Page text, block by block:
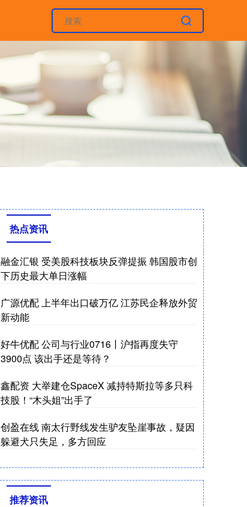
热点资讯
融金汇银 受美股科技板块反弹提振 韩国股市创
下历史最大单日涨幅
广源优配 上半年出口破万亿 江苏民企释放外贸
新动能
好牛优配 公司与行业0716丨沪指再度失守
3900点 该出手还是等待？
鑫配资 大举建仓SpaceX 减持特斯拉等多只科
技股！“木头姐”出手了
创盈在线 南太行野线发生驴友坠崖事故，疑因
躲避犬只失足，多方回应
推荐资讯